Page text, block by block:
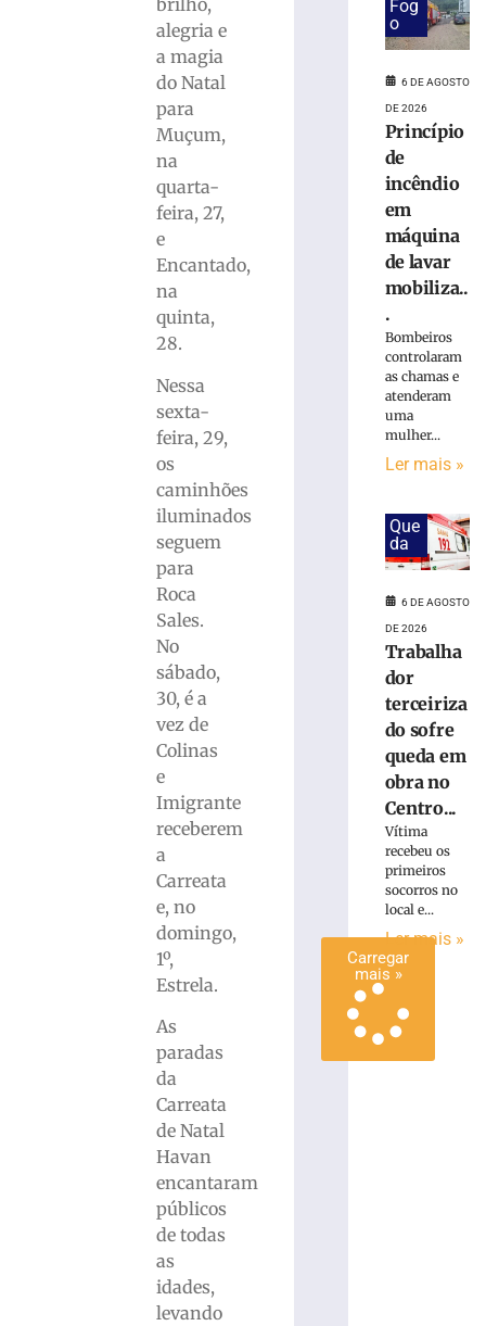
brilho,
alegria e
a magia
do Natal
para
Muçum,
na
quarta-
feira, 27,
e
Encantado,
na
quinta,
28.
Nessa
sexta-
feira, 29,
os
caminhões
iluminados
seguem
para
Roca
Sales.
No
sábado,
30, é a
vez de
Colinas
e
Imigrante
receberem
a
Carreata
e, no
domingo,
1º,
Estrela.
As
paradas
da
Carreata
de Natal
Havan
encantaram
públicos
de todas
as
idades,
levando
especial
celebrar
história
mediada
Theichmann
aproxima
estudantes
história
patrimônio
cultural
Brusque
Carregar
mais »
Fog
o
6 DE AGOSTO
DE 2026
Princípio
de
incêndio
em
máquina
de lavar
mobiliza..
.
Bombeiros
controlaram
as chamas e
atenderam
uma
mulher...
Ler mais »
Que
da
6 DE AGOSTO
DE 2026
Trabalha
dor
terceiriza
do sofre
queda em
obra no
Centro...
Vítima
recebeu os
primeiros
socorros no
local e...
Ler mais »